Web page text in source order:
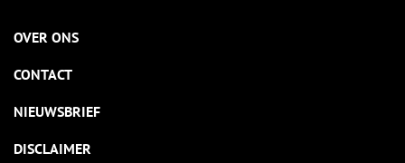
OVER ONS
CONTACT
NIEUWSBRIEF
DISCLAIMER